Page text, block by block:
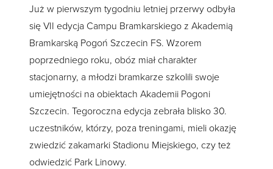
Już w pierwszym tygodniu letniej przerwy odbyła
się VII edycja Campu Bramkarskiego z Akademią
Bramkarską Pogoń Szczecin FS. Wzorem
poprzedniego roku, obóz miał charakter
stacjonarny, a młodzi bramkarze szkolili swoje
umiejętności na obiektach Akademii Pogoni
Szczecin. Tegoroczna edycja zebrała blisko 30.
uczestników, którzy, poza treningami, mieli okazję
zwiedzić zakamarki Stadionu Miejskiego, czy też
odwiedzić Park Linowy.